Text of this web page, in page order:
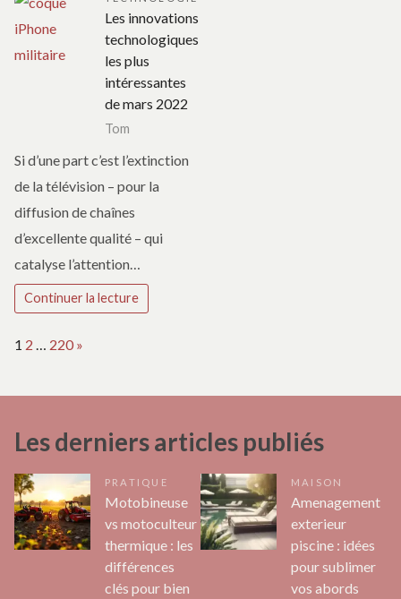
Les innovations
technologiques
les plus
intéressantes
de mars 2022
Tom
Si d’une part c’est l’extinction
de la télévision – pour la
diffusion de chaînes
d’excellente qualité – qui
catalyse l’attention…
Continuer la lecture
Page:
1 2 … 220 Next
»
Les derniers articles publiés
PRATIQUE
Motobineuse
vs motoculteur
thermique : les
différences
clés pour bien
MAISON
Amenagement
exterieur
piscine : idées
pour sublimer
vos abords